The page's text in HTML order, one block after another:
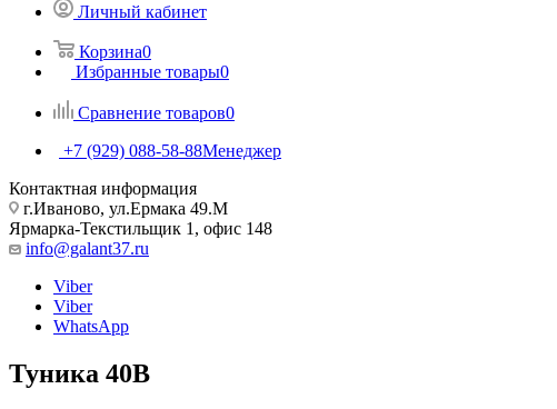
Личный кабинет
Корзина0
Избранные товары0
Сравнение товаров0
+7 (929) 088-58-88Менеджер
Контактная информация
г.Иваново, ул.Ермака 49.M
Ярмарка-Текстильщик 1, офис 148
info@galant37.ru
Viber
Viber
WhatsApp
Туника 40В